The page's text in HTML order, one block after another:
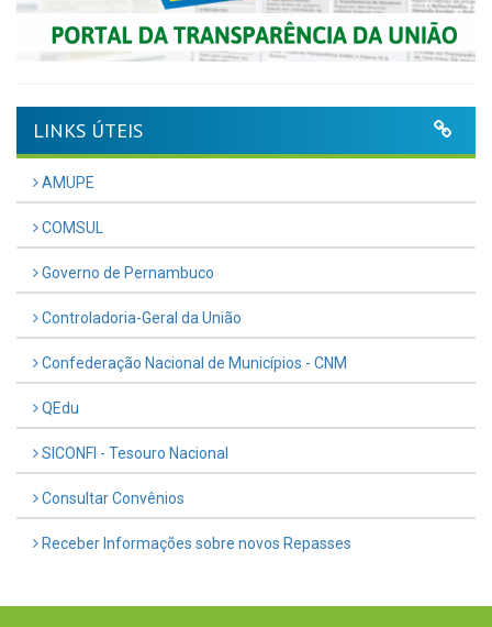
LINKS ÚTEIS
AMUPE
COMSUL
Governo de Pernambuco
Controladoria-Geral da União
Confederação Nacional de Municípios - CNM
QEdu
SICONFI - Tesouro Nacional
Consultar Convênios
Receber Informações sobre novos Repasses